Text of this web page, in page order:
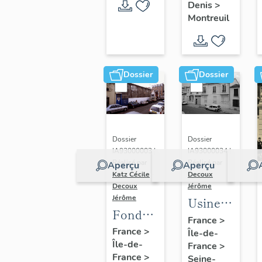
collectif
"usines"
tennisman
Denis>
Montreuil
Dossier
Aperçu
Dossier
IA93000003 |
Réalisé par
Katz Cécile
Decoux
Jérôme
Fonderie
de la
Marne,
France >
Île-de-
France >
Dossier
Aperçu
Dossier
IA93000034 |
Réalisé par
Decoux
Jérôme
Usine
de
papeterie
Kalamazoo,
France >
Île-de-
France >
Seine-